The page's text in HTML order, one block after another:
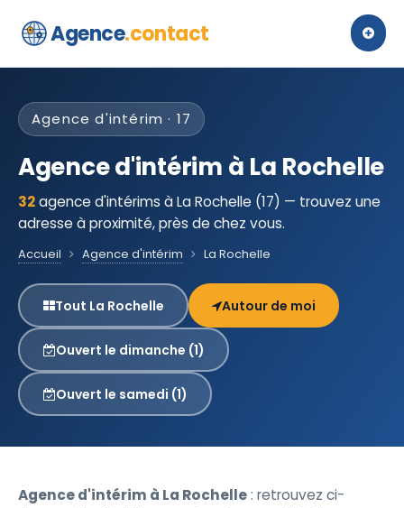
Agence.contact
Agence d'intérim · 17
Agence d'intérim à La Rochelle
32agence d'intérims à La Rochelle (17) — trouvez une
adresse à proximité, près de chez vous.
Accueil Agence d'intérim La Rochelle
Tout La Rochelle Autour de moi
Ouvert le dimanche (1)
Ouvert le samedi (1)
Agence d'intérim à La Rochelle: retrouvez ci-